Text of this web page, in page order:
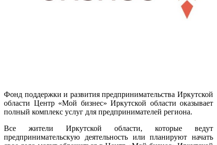
Фонд поддержки и развития предпринимательства Иркутской
области Центр «Мой бизнес» Иркутской области оказывает
полный комплекс услуг для предпринимателей региона.
Все жители Иркутской области, которые ведут
предпринимательскую деятельность или планируют начать